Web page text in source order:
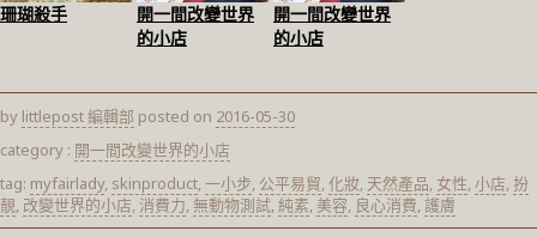
珊瑚殺手
開一間改變世界
的小店
開一間改變世界
的小店
by littlepost 編輯部 posted on 2016-05-30
category : 開一間改變世界的小店
tag: myfairlady, skinproduct,一小步, 公平易貿,化妝, 天然產品, 女性,小店,扮
靚, 改變世界的小店, 消費力, 無動物測試,純素, 美容, 良心消費,護膚